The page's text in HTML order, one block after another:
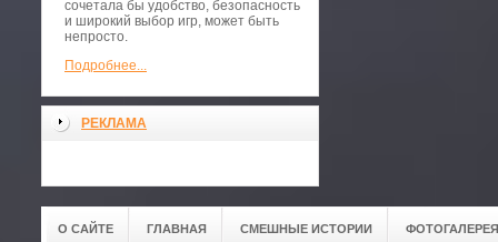
сочетала бы удобство, безопасность
и широкий выбор игр, может быть
непросто.
Подробнее...
РЕКЛАМА
О САЙТЕ ГЛАВНАЯ СМЕШНЫЕ ИСТОРИИ ФОТОГАЛЕРЕЯ